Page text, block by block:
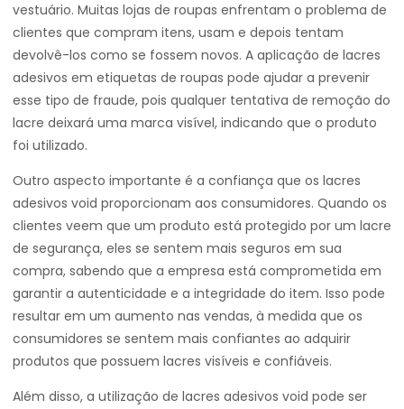
vestuário. Muitas lojas de roupas enfrentam o problema de
clientes que compram itens, usam e depois tentam
devolvê-los como se fossem novos. A aplicação de lacres
adesivos em etiquetas de roupas pode ajudar a prevenir
esse tipo de fraude, pois qualquer tentativa de remoção do
lacre deixará uma marca visível, indicando que o produto
foi utilizado.
Outro aspecto importante é a confiança que os lacres
adesivos void proporcionam aos consumidores. Quando os
clientes veem que um produto está protegido por um lacre
de segurança, eles se sentem mais seguros em sua
compra, sabendo que a empresa está comprometida em
garantir a autenticidade e a integridade do item. Isso pode
resultar em um aumento nas vendas, à medida que os
consumidores se sentem mais confiantes ao adquirir
produtos que possuem lacres visíveis e confiáveis.
Além disso, a utilização de lacres adesivos void pode ser